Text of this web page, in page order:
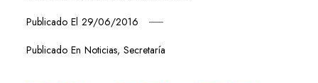
Publicado El29/06/2016
Publicado EnNoticias,Secretaría